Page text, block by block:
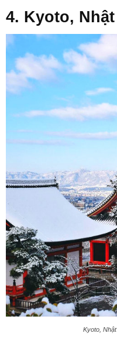
4. Kyoto,
Kyoto,